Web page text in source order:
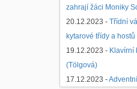
zahrají žáci Moniky
20.12.2023 - Třídní
kytarové třídy a hostů
19.12.2023 - Klavírní
(Tölgová)
17.12.2023 -